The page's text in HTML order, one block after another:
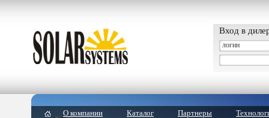
Вход в
О компании Каталог Партнеры